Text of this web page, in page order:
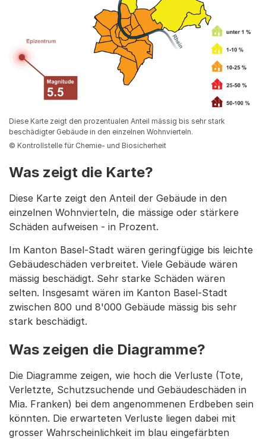
Diese Karte zeigt den prozentualen Anteil mässig bis sehr stark
beschädigter Gebäude in den einzelnen Wohnvierteln.
© Kontrollstelle für Chemie- und Biosicherheit
Was zeigt die Karte?
Diese Karte zeigt den Anteil der Gebäude in den
einzelnen Wohnvierteln, die mässige oder stärkere
Schäden aufweisen - in Prozent.
Im Kanton Basel-Stadt wären geringfügige bis leichte
Gebäudeschäden verbreitet. Viele Gebäude wären
mässig beschädigt. Sehr starke Schäden wären
selten. Insgesamt wären im Kanton Basel-Stadt
zwischen 800 und 8'000 Gebäude mässig bis sehr
stark beschädigt.
Was zeigen die Diagramme?
Die Diagramme zeigen, wie hoch die Verluste (Tote,
Verletzte, Schutzsuchende und Gebäudeschäden in
Mia. Franken) bei dem angenommenen Erdbeben sein
könnten. Die erwarteten Verluste liegen dabei mit
grosser Wahrscheinlichkeit im blau eingefärbten